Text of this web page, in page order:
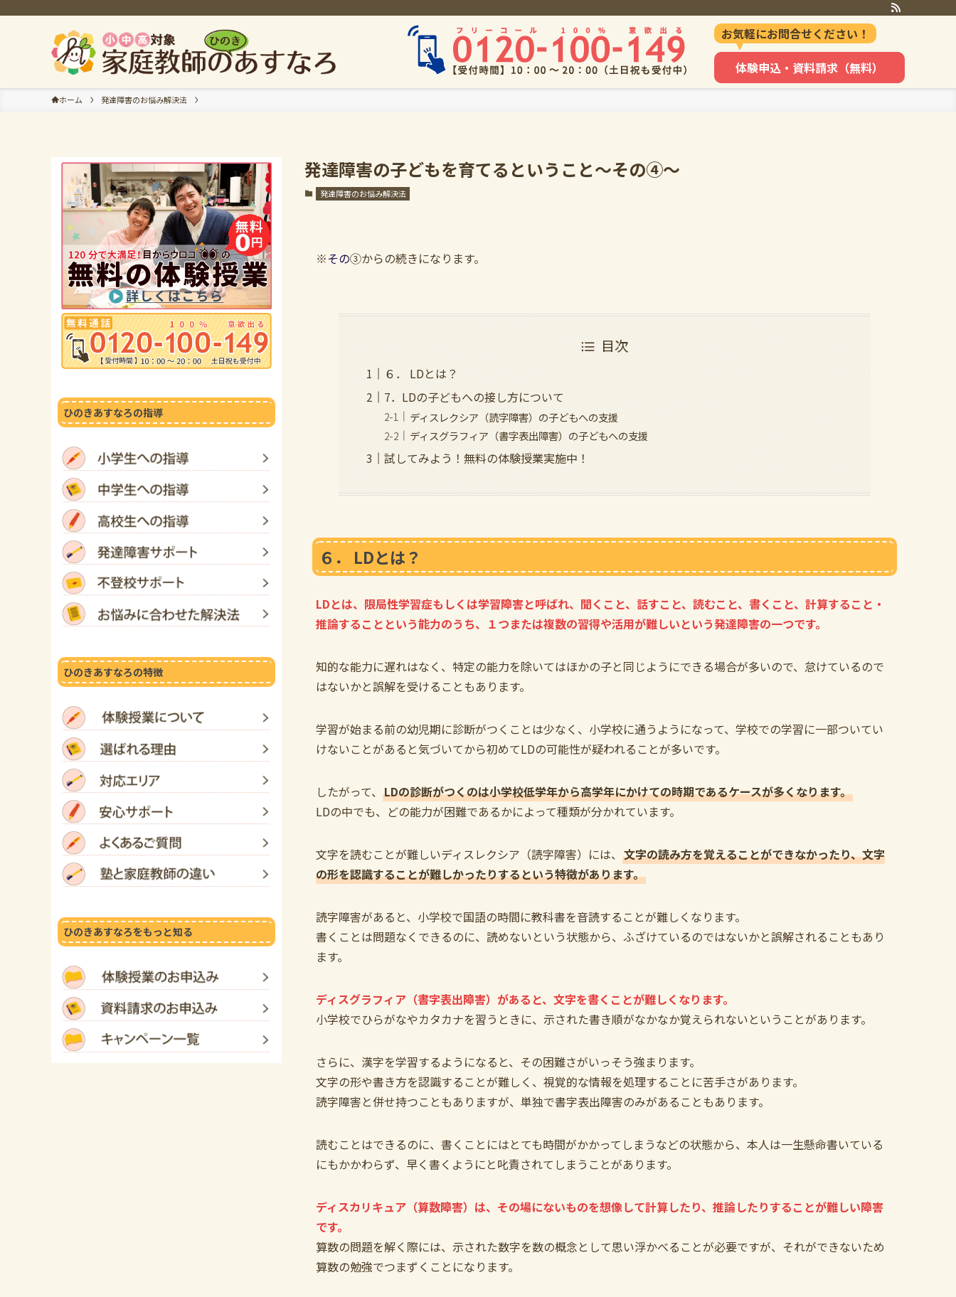
お気軽にお問合せください！
体験申込・資料請求（無料）
ホーム 発達障害のお悩み解決法
発達障害の子どもを育てるということ～その④～
発達障害のお悩み解決法
※その③からの続きになります。
目次
６． LDとは？
7．LDの子どもへの接し方について
ディスレクシア（読字障害）の子どもへの支援
ディスグラフィア（書字表出障害）の子どもへの支援
試してみよう！無料の体験授業実施中！
６． LDとは？
LDとは、限局性学習症もしくは学習障害と呼ばれ、聞くこと、話すこと、読むこと、書くこと、計算すること・
推論することという能力のうち、１つまたは複数の習得や活用が難しいという発達障害の一つです。
知的な能力に遅れはなく、特定の能力を除いてはほかの子と同じようにできる場合が多いので、怠けているので
はないかと誤解を受けることもあります。
学習が始まる前の幼児期に診断がつくことは少なく、小学校に通うようになって、学校での学習に一部ついてい
けないことがあると気づいてから初めてLDの可能性が疑われることが多いです。
したがって、 LDの診断がつくのは小学校低学年から高学年にかけての時期であるケースが多くなります。
LDの中でも、どの能力が困難であるかによって種類が分かれています。
文字を読むことが難しいディスレクシア（読字障害）には、 文字の読み方を覚えることができなかったり、文字
の形を認識することが難しかったりするという特徴があります。
読字障害があると、小学校で国語の時間に教科書を音読することが難しくなります。
書くことは問題なくできるのに、読めないという状態から、ふざけているのではないかと誤解されることもあり
ます。
ディスグラフィア（書字表出障害）があると、文字を書くことが難しくなります。
小学校でひらがなやカタカナを習うときに、示された書き順がなかなか覚えられないということがあります。
さらに、漢字を学習するようになると、その困難さがいっそう強まります。
文字の形や書き方を認識することが難しく、視覚的な情報を処理することに苦手さがあります。
読字障害と併せ持つこともありますが、単独で書字表出障害のみがあることもあります。
読むことはできるのに、書くことにはとても時間がかかってしまうなどの状態から、本人は一生懸命書いている
にもかかわらず、早く書くようにと叱責されてしまうことがあります。
ディスカリキュア（算数障害）は、その場にないものを想像して計算したり、推論したりすることが難しい障害
です。
算数の問題を解く際には、示された数字を数の概念として思い浮かべることが必要ですが、それができないため
算数の勉強でつまずくことになります。
ひのきあすなろの指導
ひのきあすなろの特徴
ひのきあすなろをもっと知る